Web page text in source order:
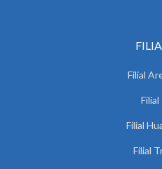
Filial
Filial
Filial
Filial